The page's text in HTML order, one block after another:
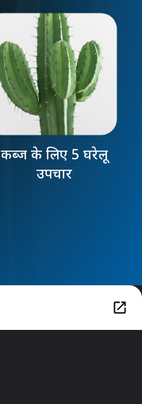
कब्ज के लिए 5 घरेलू
उपचार